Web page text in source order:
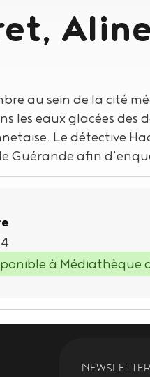
Aline
au sein de la cité
les eaux glacées des
Le détective
Guérande afin
de support matériel
à Médiathèque
NEWSLETTER